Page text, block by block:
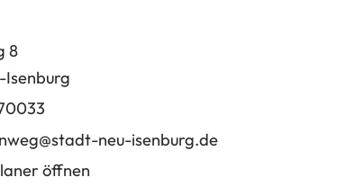
8
Isenburg
stadt-neu-isenburg de
öffnen